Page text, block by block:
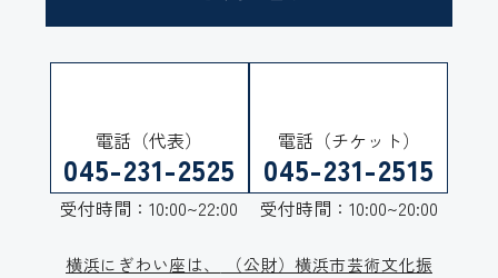
電話（代表）
045-231-2525
受付時間：10:00~22:00
電話（チケット）
045-231-2515
受付時間：10:00~20:00
横浜にぎわい座は、
（公財）横浜市芸術文化振